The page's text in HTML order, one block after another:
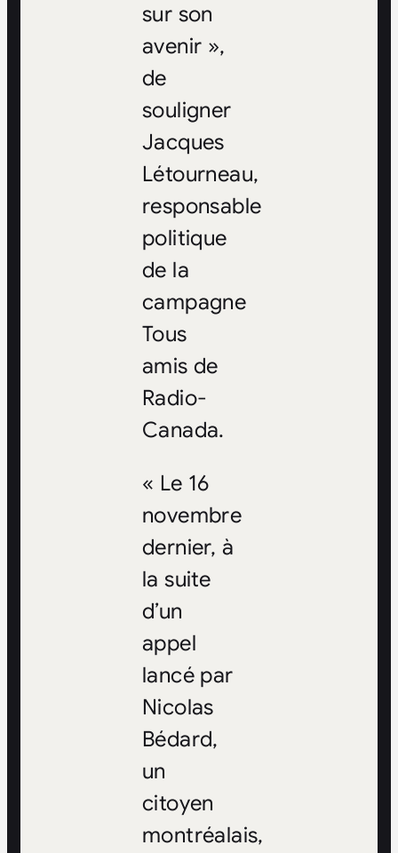
sur son
avenir »,
de
souligner
Jacques
Létourneau,
responsable
politique
de la
campagne
Tous
amis de
Radio-
Canada.
« Le 16
novembre
dernier, à
la suite
d’un
appel
lancé par
Nicolas
Bédard,
un
citoyen
montréalais,